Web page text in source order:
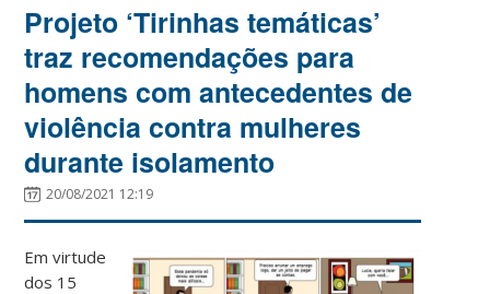
Projeto ‘Tirinhas temáticas’
traz recomendações para
homens com antecedentes de
violência contra mulheres
durante isolamento
20/08/2021 12:19
Em virtude
dos 15